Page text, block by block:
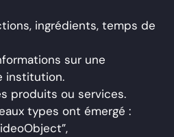
ingrédients, temps de
sur une
institution.
produits ou services.
types ont émergé :